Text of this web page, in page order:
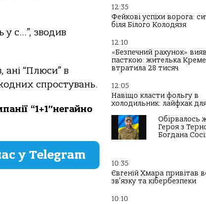
у с…”, зводив
ані “Плюси” в
спростувань.
“1+1″негайно
у Telegram
12:35
Фейкові успіхи ворога:
біля Білого Колодязя
12:10
«Безпечний рахунок»
пасткою: жителька
втратила 28 тисяч
12:05
Навіщо класти фольгу в
холодильник: лайфхак
Обірвалось
Героя з
Богдана
10:35
Євгеній Хмара привітав
зв’язку та кібербезпеки
10:10